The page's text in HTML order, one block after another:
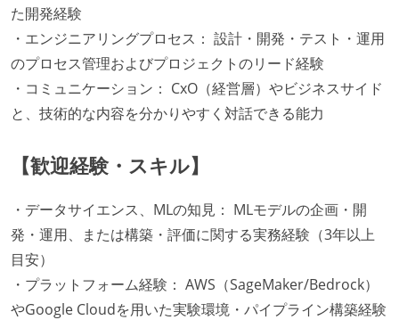
た開発経験
・エンジニアリングプロセス： 設計・開発・テスト・運用
のプロセス管理およびプロジェクトのリード経験
・コミュニケーション： CxO（経営層）やビジネスサイド
と、技術的な内容を分かりやすく対話できる能力
【歓迎経験・スキル】
・データサイエンス、MLの知見： MLモデルの企画・開
発・運用、または構築・評価に関する実務経験（3年以上
目安）
・プラットフォーム経験： AWS（SageMaker/Bedrock）
やGoogle Cloudを用いた実験環境・パイプライン構築経験